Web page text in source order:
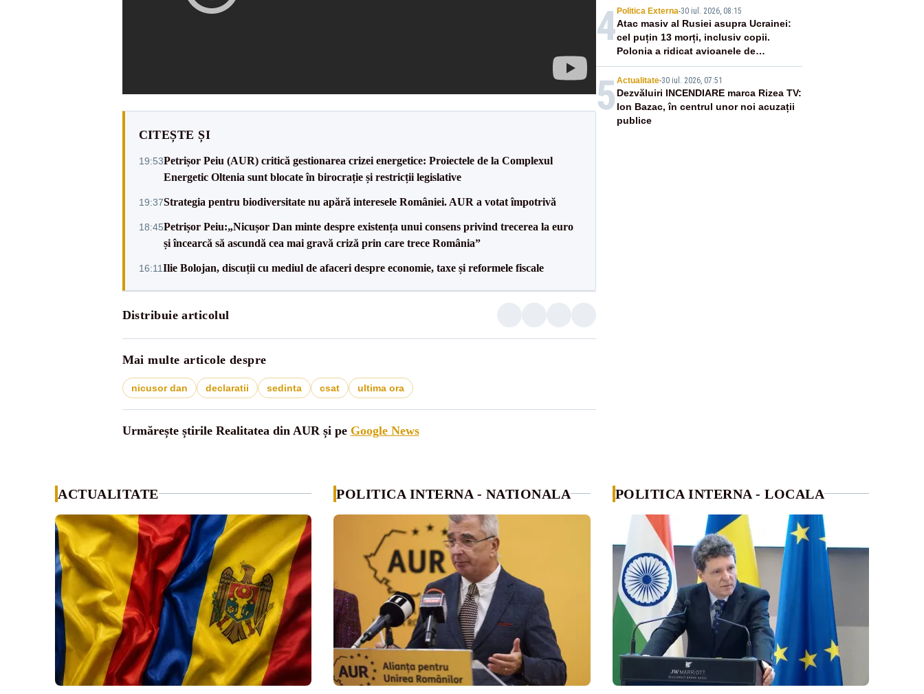
CITEȘTE ȘI
19:53Petrișor Peiu (AUR) critică gestionarea crizei energetice: Proiectele de la Complexul
Energetic Oltenia sunt blocate în birocrație și restricții legislative
19:37Strategia pentru biodiversitate nu apără interesele României. AUR a votat împotrivă
18:45Petrișor Peiu:„Nicușor Dan minte despre existența unui consens privind trecerea la euro
și încearcă să ascundă cea mai gravă criză prin care trece România”
16:11Ilie Bolojan, discuții cu mediul de afaceri despre economie, taxe și reformele fiscale
Distribuie articolul
Mai multe articole despre
nicusor dan declaratii sedinta csat ultima ora
Urmărește știrile Realitatea din AUR și pe Google News
4Politica Externa-30 iul. 2026, 08:15
Atac masiv al Rusiei asupra Ucrainei:
cel puțin 13 morți, inclusiv copii.
Polonia a ridicat avioanele de
vânătoare
5 Actualitate-30 iul. 2026, 07:51
Dezvăluiri INCENDIARE marca Rizea TV:
Ion Bazac, în centrul unor noi acuzații
publice
ACTUALITATE POLITICA INTERNA - NATIONALA POLITICA INTERNA - LOCALA